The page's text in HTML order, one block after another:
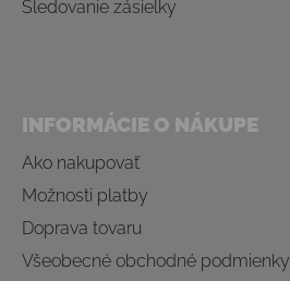
Sledovanie zásielky
INFORMÁCIE O NÁKUPE
Ako nakupovať
Možnosti platby
Doprava tovaru
Všeobecné obchodné podmienky